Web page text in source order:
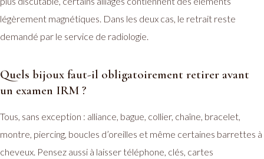
légèrement magnétiques. Dans les deux cas, le retrait reste
demandé par le service de radiologie.
Quels bijoux faut-il obligatoirement retirer avant
un examen IRM ?
Tous, sans exception : alliance, bague, collier, chaîne, bracelet,
montre, piercing, boucles d’oreilles et même certaines barrettes à
cheveux. Pensez aussi à laisser téléphone, clés, cartes